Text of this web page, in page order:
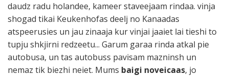
daudz radu holandee, kameer staveejaam rindaa. vinja
shogad tikai Keukenhofas deelj no Kanaadas
atspeerusies un jau zinaaja kur vinjai jaaiet lai tieshi to
tupju shkjirni redzeetu... Garum garaa rinda atkal pie
autobusa, un tas autobuss pavisam mazninsh un
nemaz tik biezhi neiet. Mums baigi noveicaas, jo